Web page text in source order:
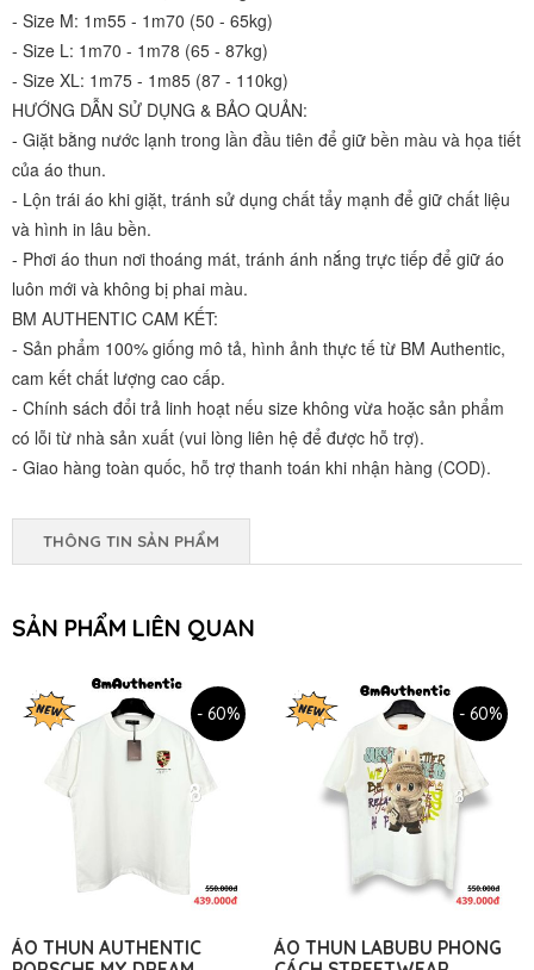
- Size M: 1m55 - 1m70 (50 - 65kg)
- Size L: 1m70 - 1m78 (65 - 87kg)
- Size XL: 1m75 - 1m85 (87 - 110kg)
HƯỚNG DẪN SỬ DỤNG & BẢO QUẢN:
- Giặt bằng nước lạnh trong lần đầu tiên để giữ bền màu và họa tiết
của áo thun.
- Lộn trái áo khi giặt, tránh sử dụng chất tẩy mạnh để giữ chất liệu
và hình in lâu bền.
- Phơi áo thun nơi thoáng mát, tránh ánh nắng trực tiếp để giữ áo
luôn mới và không bị phai màu.
BM AUTHENTIC CAM KẾT:
- Sản phẩm 100% giống mô tả, hình ảnh thực tế từ BM Authentic,
cam kết chất lượng cao cấp.
- Chính sách đổi trả linh hoạt nếu size không vừa hoặc sản phẩm
có lỗi từ nhà sản xuất (vui lòng liên hệ để được hỗ trợ).
- Giao hàng toàn quốc, hỗ trợ thanh toán khi nhận hàng (COD).
THÔNG TIN SẢN PHẨM
SẢN PHẨM LIÊN QUAN
- 60%
ÁO THUN AUTHENTIC
- 60%
ÁO THUN LABUBU PHONG